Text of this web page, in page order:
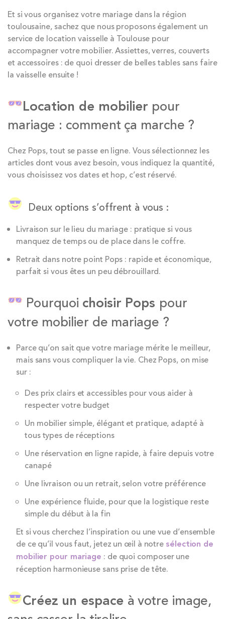
Et si vous organisez votre mariage dans la région
toulousaine, sachez que nous proposons également un
service de location vaisselle à Toulouse pour
accompagner votre mobilier. Assiettes, verres, couverts
et accessoires : de quoi dresser de belles tables sans faire
la vaisselle ensuite !
Location de mobilier pour
mariage : comment ça marche ?
Chez Pops, tout se passe en ligne. Vous sélectionnez les
articles dont vous avez besoin, vous indiquez la quantité,
vous choisissez vos dates et hop, c’est réservé.
Deux options s’offrent à vous :
Livraison sur le lieu du mariage : pratique si vous
manquez de temps ou de place dans le coffre.
Retrait dans notre point Pops : rapide et économique,
parfait si vous êtes un peu débrouillard.
Pourquoi choisir Pops pour
votre mobilier de mariage ?
Parce qu’on sait que votre mariage mérite le meilleur,
mais sans vous compliquer la vie. Chez Pops, on mise
sur :
Des prix clairs et accessibles pour vous aider à
respecter votre budget
Un mobilier simple, élégant et pratique, adapté à
tous types de réceptions
Une réservation en ligne rapide, à faire depuis votre
canapé
Une livraison ou un retrait, selon votre préférence
Une expérience fluide, pour que la logistique reste
simple du début à la fin
Et si vous cherchez l’inspiration ou une vue d’ensemble
de ce qu’il vous faut, jetez un œil à notre sélection de
mobilier pour mariage : de quoi composer une
réception harmonieuse sans prise de tête.
Créez un espace à votre image,